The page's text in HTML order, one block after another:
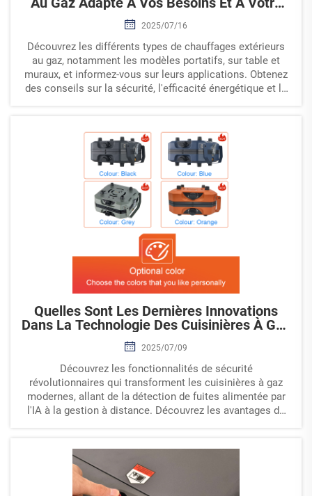
Espace ?
2025/07/16
Découvrez les différents types de chauffages extérieurs
au gaz, notamment les modèles portatifs, sur table et
muraux, et informez-vous sur leurs applications. Obtenez
des conseils sur la sécurité, l'efficacité énergétique et le
commerciaux.
Quelles Sont Les Dernières Innovations
Dans La Technologie Des Cuisinières À Gaz
2025/07/09
Découvrez les fonctionnalités de sécurité
révolutionnaires qui transforment les cuisinières à gaz
modernes, allant de la détection de fuites alimentée par
l'IA à la gestion à distance. Découvrez les avantages de